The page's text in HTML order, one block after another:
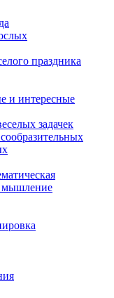
праздника
и интересные
задачек
мышление